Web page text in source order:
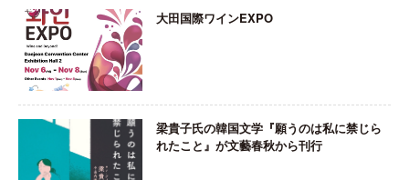
大田国際ワインEXPO
梁貴子氏の韓国文学『願うのは私に禁じら
れたこと』が文藝春秋から刊行